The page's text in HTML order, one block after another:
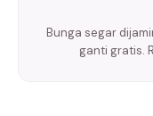
Bunga segar
ganti gratis.